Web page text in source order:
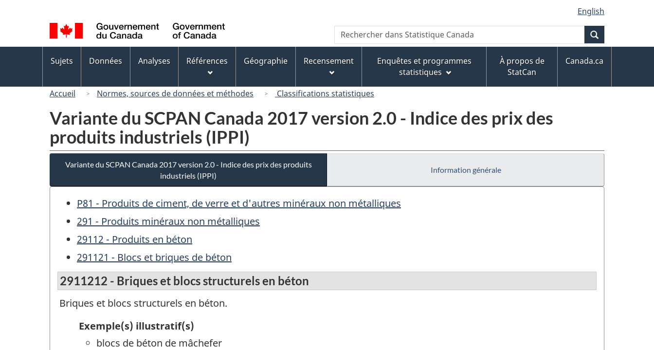
au
contenu
principal
« À
propos
de
ce
version
HTML
simplifiée
de
la
langue
English
Canada
Recherche
Rechercher
dans
Canada
des
Sujets Données Analyses Références Géographie Recensement
Enquêtes et programmes
statistiques
À propos de
StatCan
Canada.ca
Accueil Normes, sources de données et méthodes Classifications statistiques
Variante du SCPAN Canada 2017 version 2.0 - Indice des prix des
produits industriels (IPPI)
Variante du SCPAN Canada 2017 version 2.0 - Indice des prix des produits
industriels (IPPI)
Information générale
P81 - Produits de ciment, de verre et d'autres minéraux non métalliques
291 - Produits minéraux non métalliques
29112 - Produits en béton
291121 - Blocs et briques de béton
2911212 - Briques et blocs structurels en béton
Briques et blocs structurels en béton.
Exemple(s) illustratif(s)
blocs de béton de mâchefer